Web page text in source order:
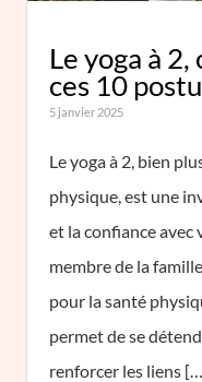
Le yoga à 2,
ces 10
5 janvier 2025
Le yoga à 2, bien
physique, est une
et la confiance avec
membre de la
pour la santé
permet de se
renforcer les liens